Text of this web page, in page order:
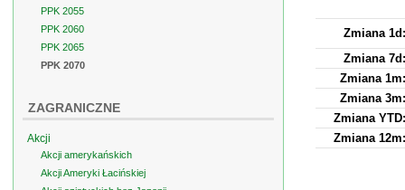
Zmiana 1d:
Zmiana 7d:
Zmiana 1m:
Zmiana 3m:
Zmiana YTD:
Zmiana 12m:
PPK 2055
PPK 2060
PPK 2065
PPK 2070
ZAGRANICZNE
Akcji
Akcji amerykańskich
Akcji Ameryki Łacińskiej